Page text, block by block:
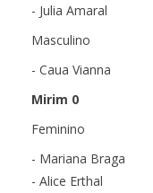
- Julia Amaral
Masculino
- Caua Vianna
Mirim 0
Feminino
- Mariana Braga
- Alice Erthal